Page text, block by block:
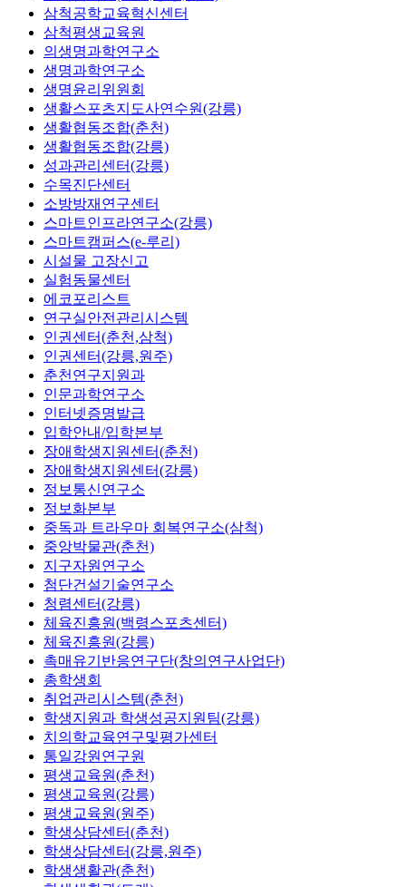
삼척공학교육혁신센터
삼척평생교육원
의생명과학연구소
생명과학연구소
생명윤리위원회
생활스포츠지도사연수원(강릉)
생활협동조합(춘천)
생활협동조합(강릉)
성과관리센터(강릉)
수목진단센터
소방방재연구센터
스마트인프라연구소(강릉)
스마트캠퍼스(e-루리)
시설물 고장신고
실험동물센터
에코포리스트
연구실안전관리시스템
인권센터(춘천,삼척)
인권센터(강릉,원주)
춘천연구지원과
인문과학연구소
인터넷증명발급
입학안내/입학본부
장애학생지원센터(춘천)
장애학생지원센터(강릉)
정보통신연구소
정보화본부
중독과 트라우마 회복연구소(삼척)
중앙박물관(춘천)
지구자원연구소
첨단건설기술연구소
청렴센터(강릉)
체육진흥원(백령스포츠센터)
체육진흥원(강릉)
촉매유기반응연구단(창의연구사업단)
총학생회
취업관리시스템(춘천)
학생지원과 학생성공지원팀(강릉)
치의학교육연구및평가센터
통일강원연구원
평생교육원(춘천)
평생교육원(강릉)
평생교육원(원주)
학생상담센터(춘천)
학생상담센터(강릉,원주)
학생생활관(춘천)